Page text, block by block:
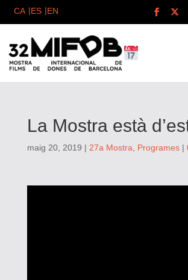
La Mostra està
maig 20, 2019 | 27a Mostra Programes|